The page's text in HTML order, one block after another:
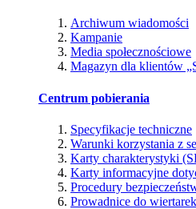
Archiwum wiadomości
Kampanie
Media społecznościowe
Magazyn dla klientów
Centrum pobierania
Specyfikacje techniczne
Warunki korzystania z
Karty charakterystyki
Karty informacyjne
Procedury
Prowadnice do